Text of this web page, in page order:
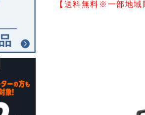
【送料無料※一部地域